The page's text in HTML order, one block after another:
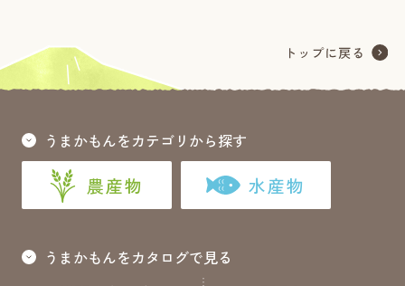
うまかもんをカテゴリから探す
農産物 水産物
うまかもんをカタログで見る